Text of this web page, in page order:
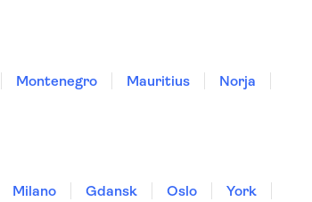
Montenegro Mauritius
Norja
Milano Gdansk Oslo
York